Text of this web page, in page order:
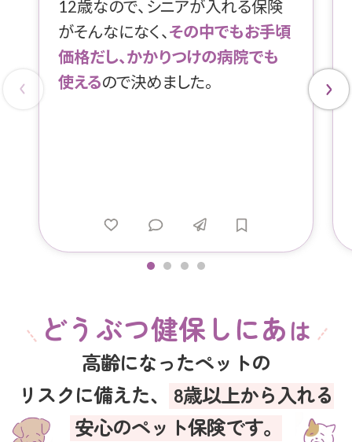
12歳なので、シニアが入れる保険
がそんなになく、 その中でもお手頃
価格だし、かかりつけの病院でも
使えるので決めました。
どうぶつ健保しにあは
高齢になったペットの
リスクに備えた、
8歳以上から入れる
安心のペット保険です。